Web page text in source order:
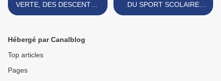
VERTE, DES DESCENTES
EN CANOË ET TROIS
DU SPORT SCOLAIRE
POUR CHOISIR SA
Hébergé par Canalblog
Top articles
Pages